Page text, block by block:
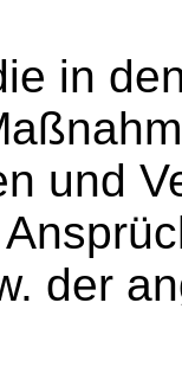
in
und
der